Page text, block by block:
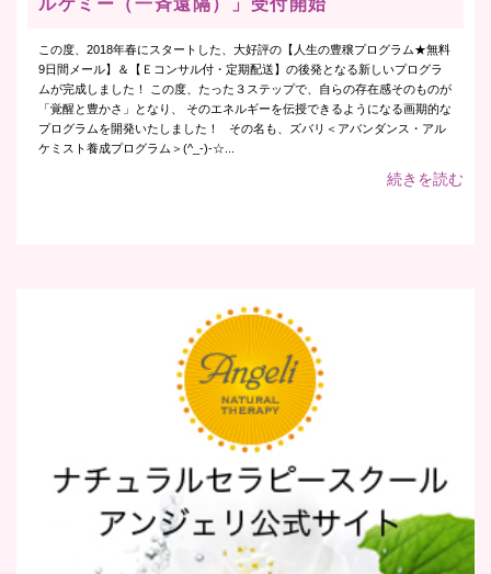
ルケミー（一斉遠隔）」受付開始
この度、2018年春にスタートした、大好評の【人生の豊穣プログラム★無料
9日間メール】＆【Ｅコンサル付・定期配送】の後発となる新しいプログラ
ムが完成しました！ この度、たった３ステップで、自らの存在感そのものが
「覚醒と豊かさ」となり、 そのエネルギーを伝授できるようになる画期的な
プログラムを開発いたしました！ その名も、ズバリ＜アバンダンス・アル
ケミスト養成プログラム＞(^_-)-☆...
続きを読む